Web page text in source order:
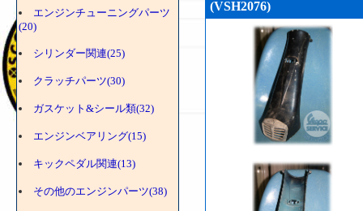
エンジンチューニングパーツ
(20)
シリンダー関連(25)
クラッチパーツ(30)
ガスケット&シール類(32)
エンジンベアリング(15)
キックペダル関連(13)
その他のエンジンパーツ(38)
(VSH2076)